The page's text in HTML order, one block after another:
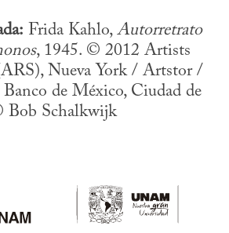
Frida Kahlo, Autorretrato
, 1945. © 2012 Artists
Nueva York / Artstor /
de México, Ciudad de
Bob Schalkwijk